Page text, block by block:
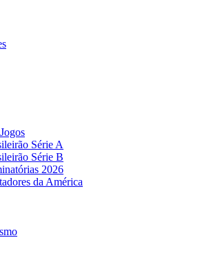
Série A
Série B
2026
da América